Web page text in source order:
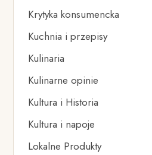
Krytyka konsumencka
Kuchnia i przepisy
Kulinaria
Kulinarne opinie
Kultura i Historia
Kultura i napoje
Lokalne Produkty